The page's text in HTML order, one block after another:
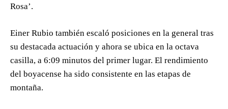
Rosa’.
Einer Rubio también escaló posiciones en la general tras
su destacada actuación y ahora se ubica en la octava
casilla, a 6:09 minutos del primer lugar. El rendimiento
del boyacense ha sido consistente en las etapas de
montaña.